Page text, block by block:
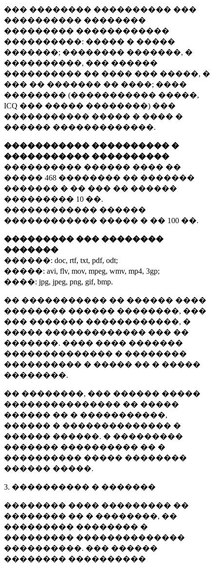
��� �������� ���������� ���
���������� ��������
��������� ������������
����������: ����� � �����
�������; �������� �������, �
����������, ��� ������
���������� �� ���� ��� �����, �
��� �� ������� �� ����; ����
�������� (����������� �����,
ICQ ��� ����� ��������) ���
����������� ����� � ���� �
������ �������������.
����������� ���������� �
����������� ����������
���������� ������ ���� ��
����� 468 �������� �� �������
������� � �� ��� �� ������
��������� 10 ��.
������������ ������
������������ ����� � �� 100 ��.
��������� ��� ��������
�������
������: doc, rtf, txt, pdf, odt;
�����: avi, flv, mov, mpeg, wmv, mp4, 3gp;
����: jpg, jpeg, png, gif, bmp.
�� ����������� �� ������ ����
�������� ������ ��������, ���
��� ������� ������������, �
����� ������������� ��� ��
�������. ���� ���� �������
�������������� � ��������
���������� � ����� �� � �����
��������.
�� ��������, ��� ������ �����
��������������� �� �����
������ �� � �����������,
������ � �������������� �
������ ������. � ���������
������� ���������� �� �
���������� ����� ��������
������ �����.
3. ���������� � �������
�������� ���� ��������� ��
�������� �� � ��������, ��
��������� �������� �
��������� ��������������
����������. ��� ������
�������� ����������